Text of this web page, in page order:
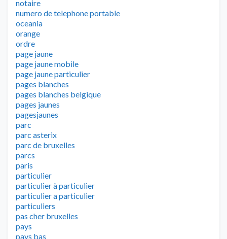
notaire
numero de telephone portable
oceania
orange
ordre
page jaune
page jaune mobile
page jaune particulier
pages blanches
pages blanches belgique
pages jaunes
pagesjaunes
parc
parc asterix
parc de bruxelles
parcs
paris
particulier
particulier à particulier
particulier a particulier
particuliers
pas cher bruxelles
pays
pays bas